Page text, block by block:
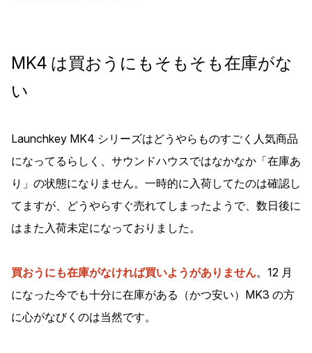
MK4 は買おうにもそもそも在庫がな
い
Launchkey MK4 シリーズはどうやらものすごく人気商品
になってるらしく、サウンドハウスではなかなか「在庫あ
り」の状態になりません。一時的に入荷してたのは確認し
てますが、どうやらすぐ売れてしまったようで、数日後に
はまた入荷未定になっておりました。
買おうにも在庫がなければ買いようがありません。12 月
になった今でも十分に在庫がある（かつ安い）MK3 の方
に心がなびくのは当然です。